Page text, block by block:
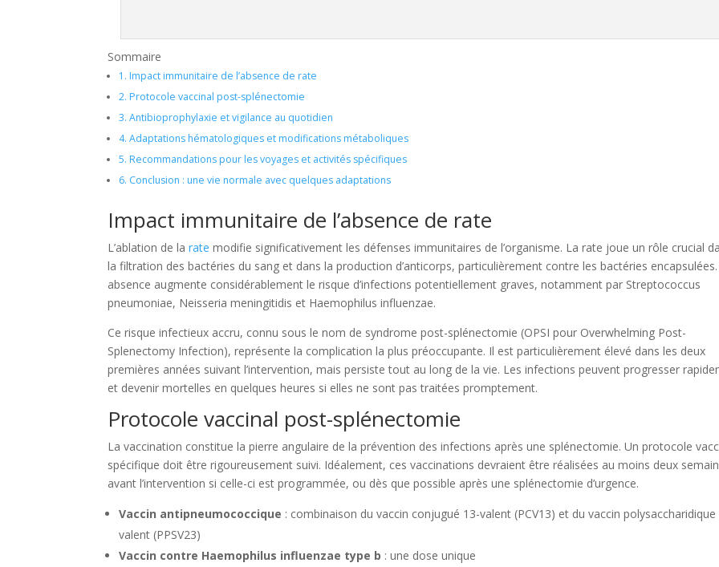
Sommaire
1. Impact immunitaire de l’absence de rate
2. Protocole vaccinal post-splénectomie
3. Antibioprophylaxie et vigilance au quotidien
4. Adaptations hématologiques et modifications métaboliques
5. Recommandations pour les voyages et activités spécifiques
6. Conclusion : une vie normale avec quelques adaptations
Impact immunitaire de l’absence de rate
L’ablation de larate modifie significativement les défenses immunitaires de l’organisme. La rate joue un rôle crucial
la filtration des bactéries du sang et dans la production d’anticorps, particulièrement contre les bactéries encapsulées.
absence augmente considérablement le risque d’infections potentiellement graves, notamment par Streptococcus
pneumoniae, Neisseria meningitidis et Haemophilus influenzae.
Ce risque infectieux accru, connu sous le nom de syndrome post-splénectomie (OPSI pour Overwhelming Post-
Splenectomy Infection), représente la complication la plus préoccupante. Il est particulièrement élevé dans les deux
premières années suivant l’intervention, mais persiste tout au long de la vie. Les infections peuvent progresser
et devenir mortelles en quelques heures si elles ne sont pas traitées promptement.
Protocole vaccinal post-splénectomie
La vaccination constitue la pierre angulaire de la prévention des infections après une splénectomie. Un protocole
spécifique doit être rigoureusement suivi. Idéalement, ces vaccinations devraient être réalisées au moins deux
avant l’intervention si celle-ci est programmée, ou dès que possible après une splénectomie d’urgence.
Vaccin antipneumococcique : combinaison du vaccin conjugué 13-valent (PCV13) et du vaccin polysaccharidique
valent (PPSV23)
Vaccin contre Haemophilus influenzae type b : une dose unique